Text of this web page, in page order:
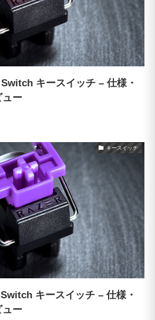
キースイッチ – 仕様・
ュー
キースイッチ
キースイッチ – 仕様・
ュー